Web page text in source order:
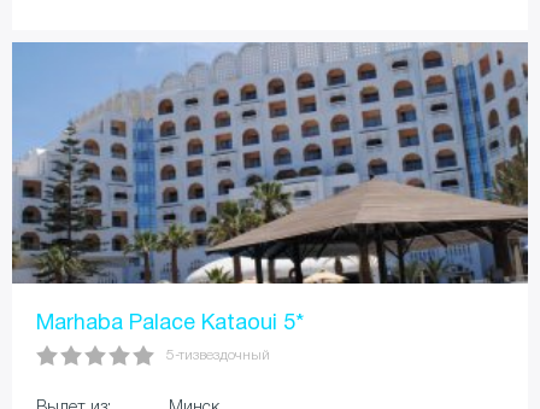
Marhaba Palace Kataoui 5*
5-тизвездочный